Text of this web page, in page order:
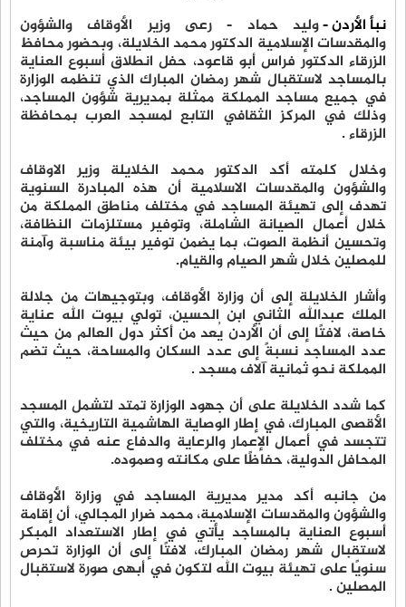
نبأ الأردن -وليد حماد - رعى وزير الأوقاف والشؤون
والمقدسات الإسلامية الدكتور محمد الخلايلة، وبحضور محافظ
الزرقاء الدكتور فراس أبو قاعود، حفل انطلاق أسبوع العناية
بالمساجد لاستقبال شهر رمضان المبارك الذي تنظمه الوزارة
في جميع مساجد المملكة ممثلة بمديرية شؤون المساجد،
وذلك في المركز الثقافي التابع لمسجد العرب بمحافظة
الزرقاء .
وخلال كلمته أكد الدكتور محمد الخلايلة وزير الاوقاف
والشؤون والمقدسات الاسلامية أن هذه المبادرة السنوية
تهدف إلى تهيئة المساجد في مختلف مناطق المملكة من
خلال أعمال الصيانة الشاملة، وتوفير مستلزمات النظافة،
وتحسين أنظمة الصوت، بما يضمن توفير بيئة مناسبة وآمنة
للمصلين خلال شهر الصيام والقيام.
وأشار الخلايلة إلى أن وزارة الأوقاف، وبتوجيهات من جلالة
الملك عبدالله الثاني ابن الحسين، تولي بيوت الله عناية
خاصة، لافتًا إلى أن الأردن يُعد من أكثر دول العالم من حيث
عدد المساجد نسبةً إلى عدد السكان والمساحة، حيث تضم
المملكة نحو ثمانية آلاف مسجد .
كما شدد الخلايلة على أن جهود الوزارة تمتد لتشمل المسجد
الأقصى المبارك، في إطار الوصاية الهاشمية التاريخية، والتي
تتجسد في أعمال الإعمار والرعاية والدفاع عنه في مختلف
المحافل الدولية، حفاظًا على مكانته وصموده.
من جانبه أكد مدير مديرية المساجد في وزارة الأوقاف
والشؤون والمقدسات الإسلامية، محمد ضرار المجالي، أن إقامة
أسبوع العناية بالمساجد يأتي في إطار الاستعداد المبكر
لاستقبال شهر رمضان المبارك، لافتًا إلى أن الوزارة تحرص
سنويًا على تهيئة بيوت الله لتكون في أبهى صورة لاستقبال
المصلين .